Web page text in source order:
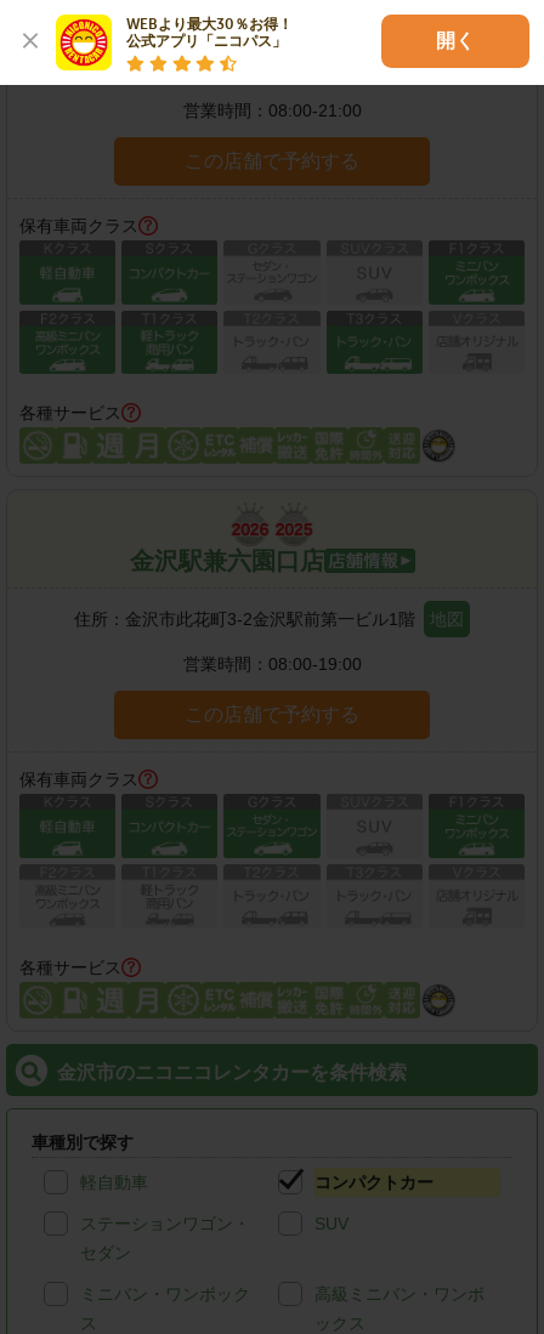
WEBより最大30％お得！
公式アプリ「ニコパス」
開く
住所： 金沢市北安江3-1-21 地図
営業時間： 08:00-21:00
この店舗で予約する
保有車両クラス
各種サービス
金沢駅兼六園口店
住所： 金沢市此花町3-2金沢駅前第一ビル1階 地図
営業時間： 08:00-19:00
この店舗で予約する
保有車両クラス
各種サービス
金沢市のニコニコレンタカーを条件検索
車種別で探す
軽自動車 コンパクトカー
ステーションワゴン・
セダン
SUV
ミニバン・ワンボック
ス
高級ミニバン・ワンボ
ックス